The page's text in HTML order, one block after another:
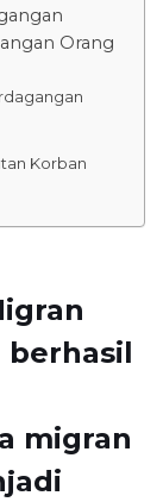
Orang
Korban
berhasil
migran